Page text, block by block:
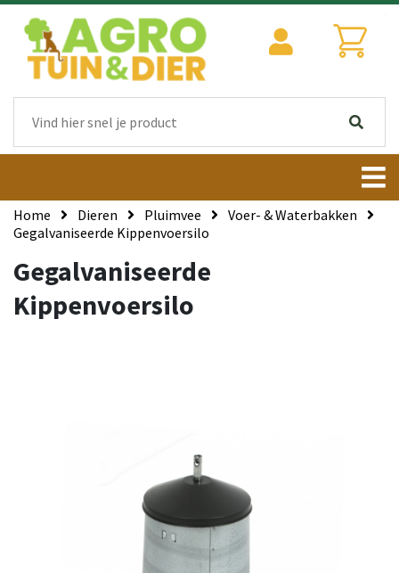
Home Dieren Pluimvee
Voer- & Waterbakken
Gegalvaniseerde Kippenvoersilo
Gegalvaniseerde
Kippenvoersilo